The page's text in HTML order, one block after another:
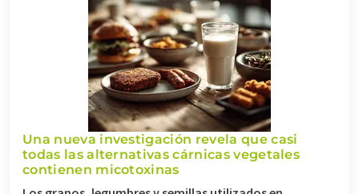
Una nueva investigación revela que casi
todas las alternativas cárnicas vegetales
contienen micotoxinas